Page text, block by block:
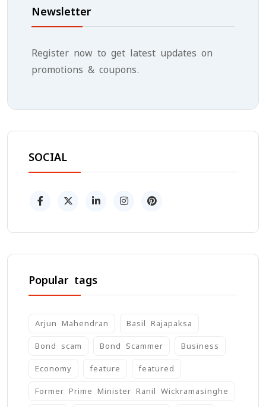
Newsletter
Register now to get latest updates on
promotions & coupons.
SOCIAL
Popular tags
Arjun Mahendran Basil Rajapaksa
Bond scam Bond Scammer Business
Economy feature featured
Former Prime Minister Ranil Wickramasinghe